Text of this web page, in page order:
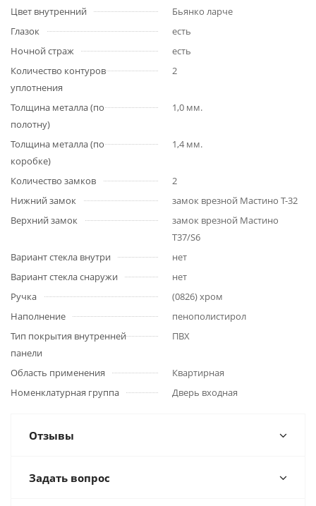
Цвет внутренний
Бьянко ларче
Глазок
есть
Ночной страж
есть
Количество контуров
уплотнения
2
Толщина металла (по
полотну)
1,0 мм.
Толщина металла (по
коробке)
1,4 мм.
Количество замков
2
Нижний замок
замок врезной Мастино Т-32
Верхний замок
замок врезной Мастино
Т37/S6
Вариант стекла внутри
нет
Вариант стекла снаружи
нет
Ручка
(0826) хром
Наполнение
пенополистирол
Тип покрытия внутренней
панели
ПВХ
Область применения
Квартирная
Номенклатурная группа
Дверь входная
Отзывы
Задать вопрос